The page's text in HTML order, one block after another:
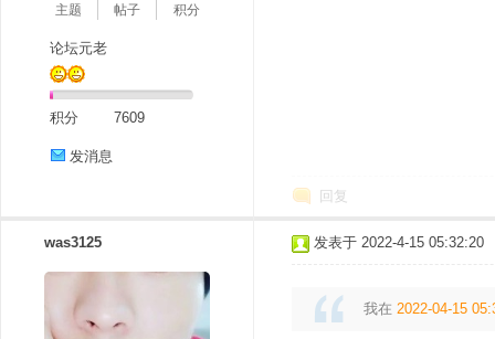
主题
帖子
积分
论坛元老
积分 7609
发消息
回复
was3125 发表于 2022-4-15 05:32:20
我在 2022-04-15